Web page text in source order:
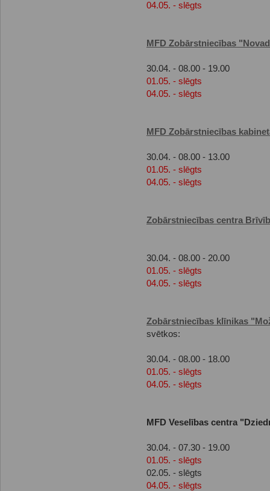
04.05. - slēgts
MFD Zobārstniecības
30.04. - 08.00 - 19.00
01.05. - slēgts
04.05. - slēgts
MFD Zobārstniecības
30.04. - 08.00 - 13.00
01.05. - slēgts
04.05. - slēgts
Zobārstniecības centra
30.04. - 08.00 - 20.00
01.05. - slēgts
04.05. - slēgts
Zobārstniecības klīnikas
svētkos:
30.04. - 08.00 - 18.00
01.05. - slēgts
04.05. - slēgts
MFD Veselības centra
30.04. - 07.30 - 19.00
01.05. - slēgts
02.05. - slēgts
04.05. - slēgts